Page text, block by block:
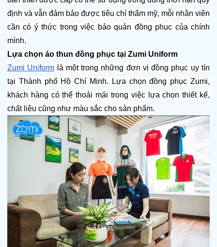
định và vẫn đảm bảo được tiêu chí thẩm mỹ, mỗi nhân viên
cần có ý thức trong việc bảo quản đồng phục của chính
mình.
Lựa chọn áo thun đồng phục tại Zumi Uniform
Zumi Uniform là một trong những đơn vị đồng phục uy tín
tại Thành phố Hồ Chí Minh. Lựa chọn đồng phục Zumi,
khách hàng có thể thoải mái trong việc lựa chọn thiết kế,
chất liệu cũng như màu sắc cho sản phẩm.